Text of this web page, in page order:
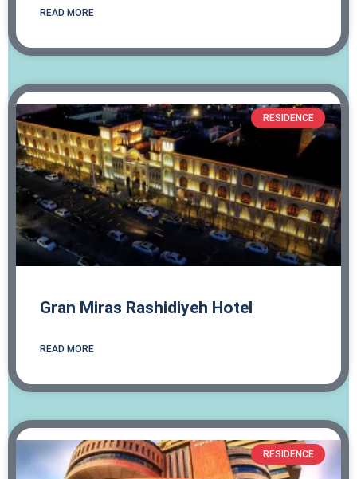
READ MORE
RESIDENCE
Gran Miras Rashidiyeh Hotel
READ MORE
RESIDENCE